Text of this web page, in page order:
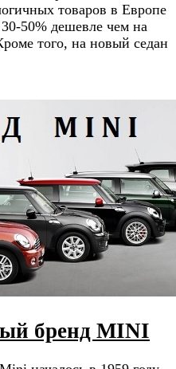
товаров в Европе
50% дешевле чем на
того, на новый седан
бренд MINI